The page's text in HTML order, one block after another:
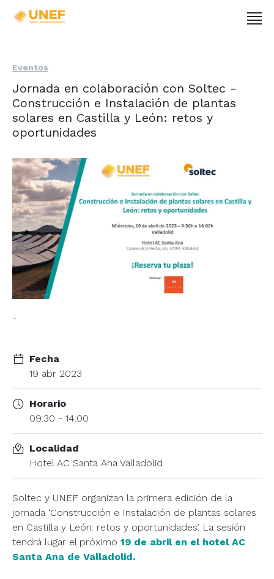
Eventos
Jornada en colaboración con Soltec -
Construcción e Instalación de plantas
solares en Castilla y León: retos y
oportunidades
-
Fecha
19 abr 2023
Horario
09:30 - 14:00
Localidad
Hotel AC Santa Ana Valladolid
Soltec y UNEF organizan la primera edición de la
jornada ‘Construcción e Instalación de plantas solares
en Castilla y León: retos y oportunidades’. La sesión
tendrá lugar el próximo 19 de abril en el hotel AC
Santa Ana de Valladolid.